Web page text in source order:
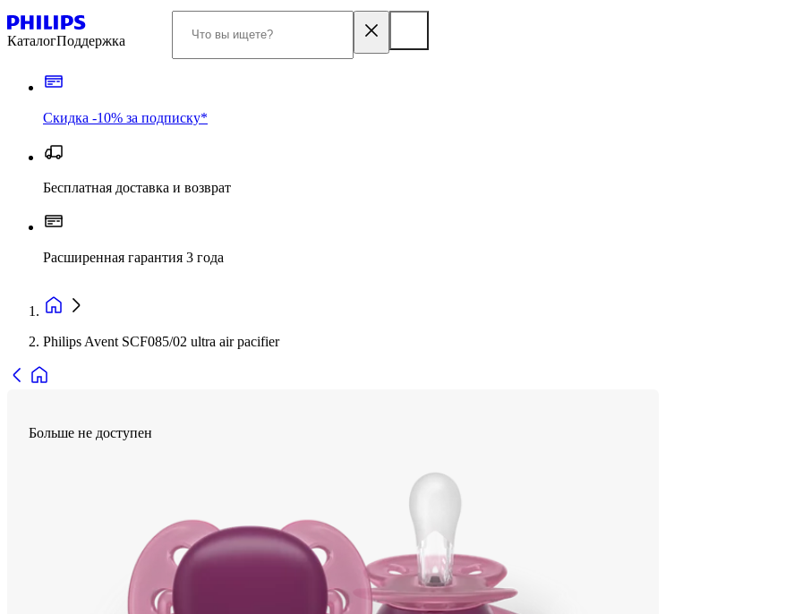
КаталогПоддержка
Скидка -10% за подписку*
Бесплатная доставка и возврат
Расширенная гарантия 3 года
Philips Avent SCF085/02 ultra air pacifier
Больше не доступен